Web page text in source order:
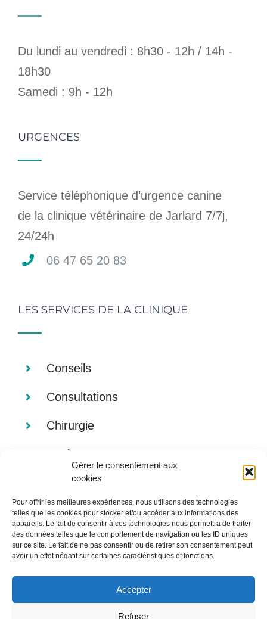
Gérer le consentement aux
cookies
Pour offrir les meilleures expériences, nous utilisons des technologies
telles que les cookies pour stocker et/ou accéder aux informations des
appareils. Le fait de consentir à ces technologies nous permettra de traiter
des données telles que le comportement de navigation ou les ID uniques
sur ce site. Le fait de ne pas consentir ou de retirer son consentement peut
avoir un effet négatif sur certaines caractéristiques et fonctions.
Accepter
Refuser
Du lundi au vendredi : 8h30 - 12h / 14h -
18h30
Samedi : 9h - 12h
URGENCES
Service téléphonique d’urgence canine
de la clinique vétérinaire de Jarlard 7/7j,
24/24h
06 47 65 20 83
LES SERVICES DE LA CLINIQUE
Conseils
Consultations
Chirurgie
Analyses
Imagerie
Alimentation